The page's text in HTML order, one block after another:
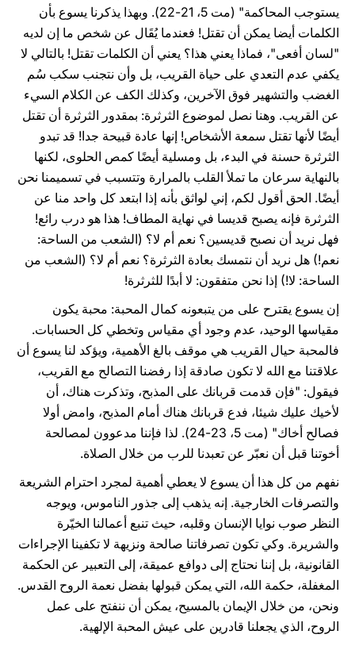
يستوجب المحاكمة" (مت 5، 21-22). وبهذا يذكرنا يسوع بأن
الكلمات أيضا يمكن أن تقتل! فعندما يُقَال عن شخص ما إن لديه
"لسان أفعى"، فماذا يعني هذا؟ يعني أن الكلمات تقتل! بالتالي لا
يكفي عدم التعدي على حياة القريب، بل وأن نتجنب سكب سُم
الغضب والتشهير فوق الآخرين، وكذلك الكف عن الكلام السيء
عن القريب. وهنا نصل لموضوع الثرثرة: بمقدور الثرثرة أن تقتل
أيضًا لأنها تقتل سمعة الأشخاص! إنها عادة قبيحة جدا! قد تبدو
الثرثرة حسنة في البدء، بل ومسلية أيضًا كمص الحلوى، لكنها
بالنهاية سرعان ما تملأ القلب بالمرارة وتتسبب في تسميمنا نحن
أيضًا. الحق أقول لكم، إني لواثق بأنه إذا ابتعد كل واحد منا عن
الثرثرة فإنه يصبح قديسا في نهاية المطاف! هذا هو درب رائع!
فهل نريد أن نصبح قديسين؟ نعم أم لا؟ (الشعب من الساحة:
نعم!) هل نريد أن نتمسك بعادة الثرثرة؟ نعم أم لا؟ (الشعب من
الساحة: لا!) إذا نحن متفقون: لا أبدًا للثرثرة!
إن يسوع يقترح على من يتبعونه كمال المحبة: محبة يكون
مقياسها الوحيد، عدم وجود أي مقياس وتخطي كل الحسابات.
فالمحبة حيال القريب هي موقف بالغ الأهمية، ويؤكد لنا يسوع أن
علاقتنا مع الله لا تكون صادقة إذا رفضنا التصالح مع القريب،
فيقول: "فإن قدمت قربانك على المذبح، وتذكرت هناك، أن
لأخيك عليك شيئا، فدع قربانك هناك أمام المذبح، وامض أولا
فصالح أخاك" (مت 5، 23-24). لذا فإننا مدعوون لمصالحة
أخوتنا قبل أن نعبّر عن تعبدنا للرب من خلال الصلاة.
نفهم من كل هذا أن يسوع لا يعطي أهمية لمجرد احترام الشريعة
والتصرفات الخارجية. إنه يذهب إلى جذور الناموس، ويوجه
النظر صوب نوايا الإنسان وقلبه، حيث تنبع أعمالنا الخيّرة
والشريرة. وكي تكون تصرفاتنا صالحة ونزيهة لا تكفينا الإجراءات
القانونية، بل إننا نحتاج إلى دوافع عميقة، إلى التعبير عن الحكمة
المغفلة، حكمة الله، التي يمكن قبولها بفضل نعمة الروح القدس.
ونحن، من خلال الإيمان بالمسيح، يمكن أن ننفتح على عمل
الروح، الذي يجعلنا قادرين على عيش المحبة الإلهية.